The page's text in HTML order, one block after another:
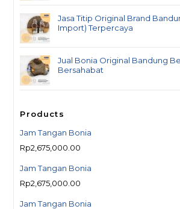
Jasa Titip Original Brand
Import) Terpercaya
Jual Bonia Original Bandung
Bersahabat
Products
Jam Tangan Bonia
Rp2,675,000.00
Jam Tangan Bonia
Rp2,675,000.00
Jam Tangan Bonia